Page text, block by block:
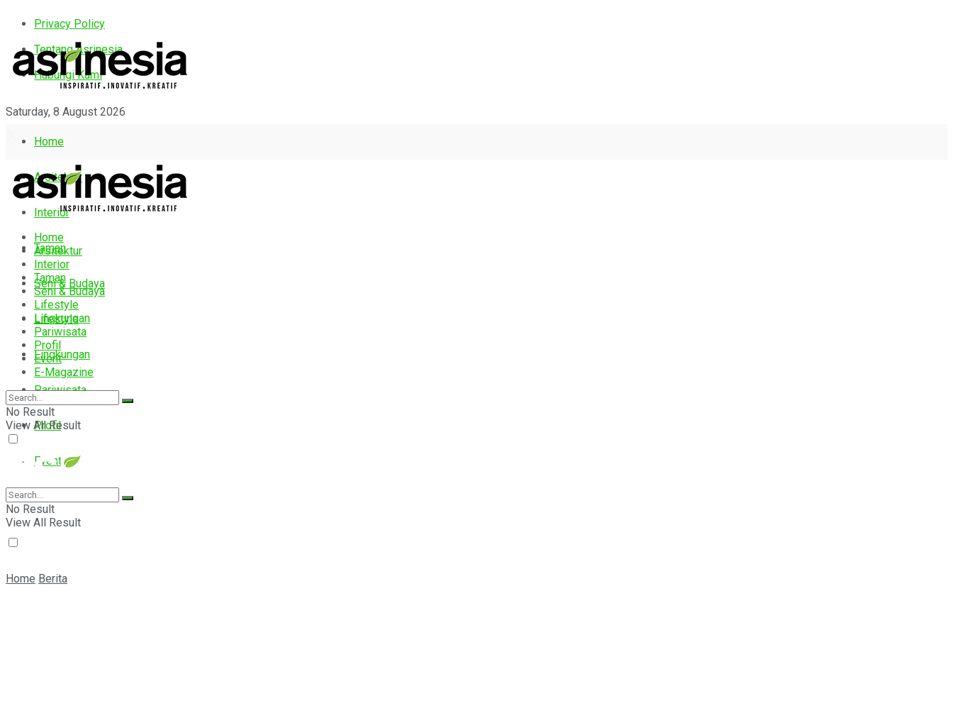
Privacy Policy
Tentang Asrinesia
Hubungi Kami
Saturday, 8 August 2026
Home
Arsitektur
Interior
Taman
Seni & Budaya
Lifestyle
Lingkungan
Pariwisata
Profil
Event
E-Magazine
Home
Arsitektur
Interior
Taman
Seni & Budaya
Lifestyle
Lingkungan
Pariwisata
Profil
Event
E-Magazine
No Result
View All Result
No Result
View All Result
Home Berita